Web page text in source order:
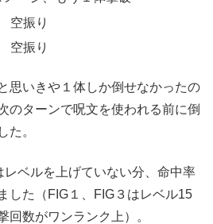
空振り
空振り
思いきや１体しか倒せなかったの
のターンで呪文を使われる前に倒
た。
ベルを上げていない分、命中率
した（FIG１、FIG３はレベル15
回数がワンランク上）。